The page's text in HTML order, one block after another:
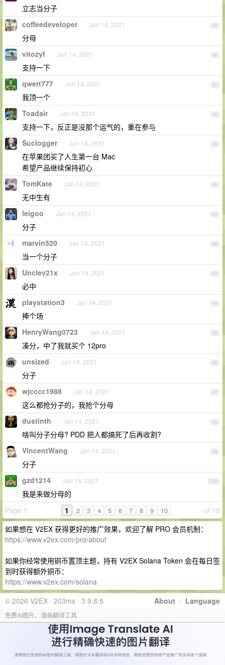
立志当分子
85
coffeedeveloper Jan 14, 2021
分母
86
vitozyf Jan 14, 2021
支持一下
87
qwert777 Jan 14, 2021
我顶一个
88
Toadair Jan 14, 2021
支持一下，反正是没那个运气的，重在参与
89
Suclogger Jan 14, 2021
在苹果团买了人生第一台 Mac
希望产品继续保持初心
90
TomKate Jan 14, 2021
无中生有
91
leigoo Jan 14, 2021
分子
92
marvin520 Jan 14, 2021
当一个分子
93
Unclev21x Jan 14, 2021
必中
94
playstation3 Jan 14, 2021
捧个场
95
HenryWang0723 Jan 14, 2021
凑分，中了我就买个 12pro
96
unsized Jan 14, 2021
分子
97
wjcccc1988 Jan 14, 2021
这么都抢分子的，我抢个分母
98
dustinth Jan 14, 2021
啥叫分子分母? PDD 把人都搞死了后再收割?
99
VincentWang Jan 14, 2021
分子
100
gzd1214 Jan 14, 2021
我是来做分母的
Page 1
of 19
1 2 3 4 5 6 7 8 9 10
如果想在 V2EX 获得更好的推广效果，欢迎了解 PRO 会员机制：
https://www.v2ex.com/pro/about
如果你经常使用铜币置顶主题，持有 V2EX Solana Token 会在每日签
到时获得额外铜币：
https://www.v2ex.com/solana
About · Language
© 2026 V2EX · 203ms · 3.9.8.5
免费AI图片、漫画翻译工具